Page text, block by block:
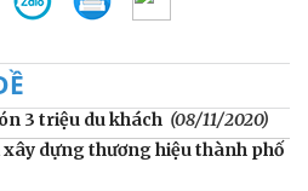
3 triệu du khách (08/11/2020)
xây dựng thương hiệu thành phố